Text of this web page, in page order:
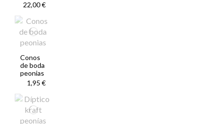
22,00 €
Conos
de boda
peonias
1,95 €